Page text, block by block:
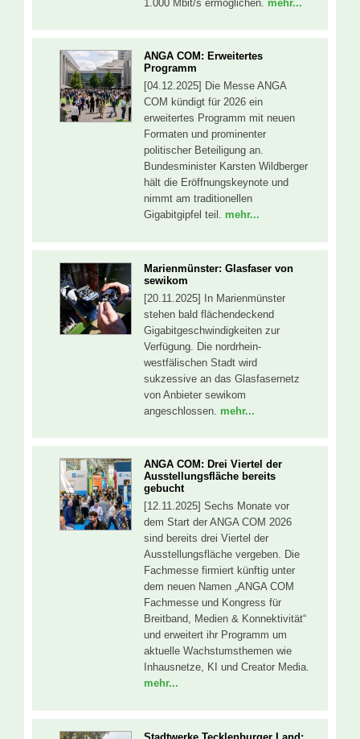
1.000 Mbit/s ermöglichen. mehr...
ANGA COM: Erweitertes
Programm
[04.12.2025] Die Messe ANGA
COM kündigt für 2026 ein
erweitertes Programm mit neuen
Formaten und prominenter
politischer Beteiligung an.
Bundesminister Karsten Wildberger
hält die Eröffnungskeynote und
nimmt am traditionellen
Gigabitgipfel teil. mehr...
Marienmünster: Glasfaser von
sewikom
[20.11.2025] In Marienmünster
stehen bald flächendeckend
Gigabitgeschwindigkeiten zur
Verfügung. Die nordrhein-
westfälischen Stadt wird
sukzessive an das Glasfasernetz
von Anbieter sewikom
angeschlossen. mehr...
ANGA COM: Drei Viertel der
Ausstellungsfläche bereits
gebucht
[12.11.2025] Sechs Monate vor
dem Start der ANGA COM 2026
sind bereits drei Viertel der
Ausstellungsfläche vergeben. Die
Fachmesse firmiert künftig unter
dem neuen Namen „ANGA COM
Fachmesse und Kongress für
Breitband, Medien & Konnektivität“
und erweitert ihr Programm um
aktuelle Wachstumsthemen wie
Inhausnetze, KI und Creator Media.
mehr...